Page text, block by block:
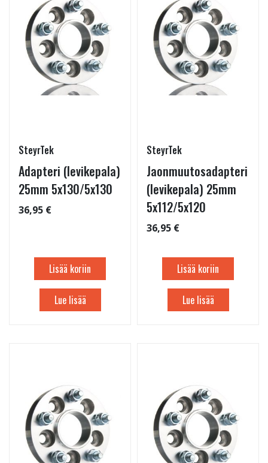
SteyrTek
Adapteri (levikepala)
25mm 5x130/5x130
36,95 €
Lisää koriin
Lue lisää
SteyrTek
Jaonmuutosadapteri
(levikepala) 25mm
5x112/5x120
36,95 €
Lisää koriin
Lue lisää